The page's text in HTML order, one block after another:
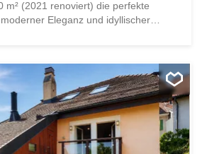
m² (2021 renoviert) die perfekte
Eleganz und idyllischer
Eintauchen in eine
nur 10 Gehminuten von Rolle und
internationalen Schulen entfernt.
Ein bezaubernder Blick auf das
die schneebedeckten Gipfel der
Wandel der Weinberge.
Ein beeindruckendes Wohnzimmer mit